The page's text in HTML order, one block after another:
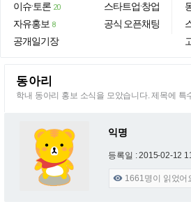
이슈·토론 20
자유홍보 8
공개일기장
스타트업·창업
공식 오픈채팅
동아리
학내 동아리 홍보 소식을 모았습니다. 제목에 특
익명
등록일 : 2015-02-12
 1661명이 읽었어